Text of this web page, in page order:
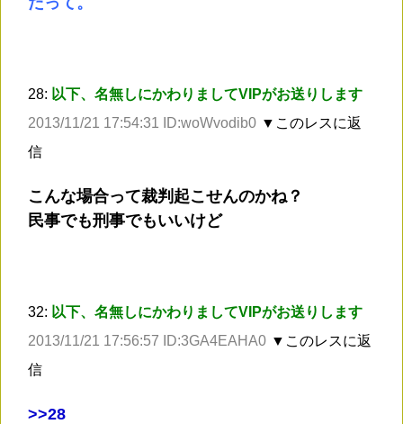
28: 以下、名無しにかわりましてVIPがお送りします
2013/11/21 17:54:31 ID:woWvodib0 ▼このレスに返
信
こんな場合って裁判起こせんのかね？
民事でも刑事でもいいけど
32: 以下、名無しにかわりましてVIPがお送りします
2013/11/21 17:56:57 ID:3GA4EAHA0 ▼このレスに返
信
>>28